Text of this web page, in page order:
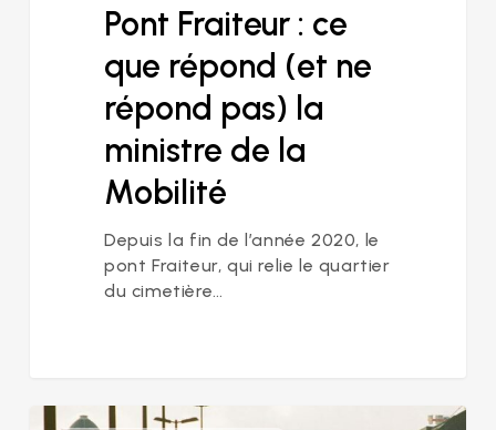
Pont Fraiteur : ce
que répond (et ne
répond pas) la
ministre de la
Mobilité
Depuis la fin de l’année 2020, le
pont Fraiteur, qui relie le quartier
du cimetière…
Budget